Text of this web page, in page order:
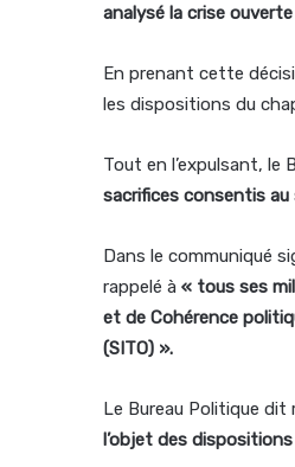
analysé la crise
En prenant cette
les dispositions du
Tout en l’expulsant, le
sacrifices consentis
Dans le communiqué
rappelé à « tous ses
et de Cohérence
(SITO) ».
Le Bureau Politique dit
l’objet des